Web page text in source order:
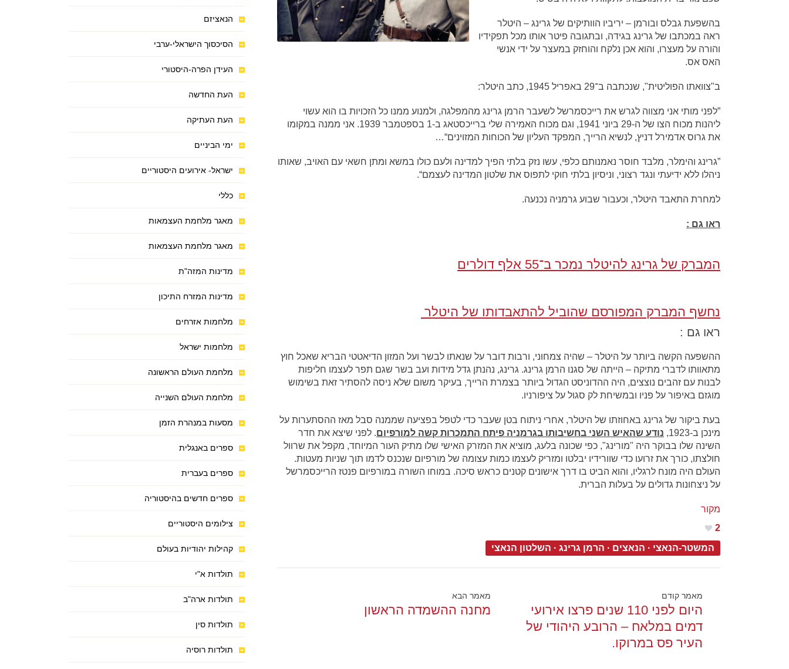
בהשפעת גבלס ובורמן – יריביו הוותיקים של גרינג – היטלר
ראה במכתבו של גרינג בגידה, ובתגובה פיטר אותו מכל תפקידיו
והורה על מעצרו, והוא אכן נלקח והוחזק במעצר על ידי אנשי
האס אס.
ב"צוואתו הפוליטית", שנכתבה ב־29 באפריל 1945, כתב היטלר:
”לפני מותי אני מצווה לגרש את רייכסמרשל לשעבר הרמן גרינג מהמפלגה, ולמנוע ממנו כל הזכויות בו הוא עשוי
ליהנות מכוח הצו של ה-29 ביוני 1941, וגם מכוח האמירה שלי ברייכסטאג ב-1 בספטמבר 1939. אני ממנה במקומו
את גרוס אדמירל דניץ, לנשיא הרייך, המפקד העליון של הכוחות המזוינים“…
”גרינג והימלר, מלבד חוסר נאמנותם כלפי, עשו נזק בלתי הפיך למדינה ולעם כולו במשא ומתן חשאי עם האויב, שאותו
ניהלו ללא ידיעתי ונגד רצוני, וניסיון בלתי חוקי לתפוס את שלטון המדינה לעצמם“.
למחרת התאבד היטלר, וכעבור שבוע גרמניה נכנעה.
ראו גם :
המברק של גרינג להיטלר נמכר ב־55 אלף דולרים
נחשף המברק המפורסם שהוביל להתאבדותו של היטלר
ראו גם :
ההשפעה הקשה ביותר על היטלר – שהיה צמחוני, ורבות דובר על שנאתו לבשר ועל המזון הדיאטטי הבריא שאכל חוץ
מתאוותו לדברי מתיקה – הייתה של סגנו הרמן גרינג. גרינג, נהנתן גדל מידות ועב בשר שגם תפר לעצמו חליפות
לבנות עם זהבים נוצצים, היה ההדוניסט הגדול ביותר בצמרת הרייך, בעיקר משום שלא ניסה להסתיר זאת בשימוש
מוגזם באיפור על פניו ובמשיחת לק סגול על ציפורניו.
בעת ביקור של גרינג באחוזתו של היטלר, אחרי ניתוח בטן שעבר כדי לטפל בפציעה שממנה סבל מאז ההסתערות על
מינכן ב-1923,
נודע שהאיש השני בחשיבותו בגרמניה פיתח התמכרות קשה למורפיום. לפני שיצא את חדר
השינה שלו בבוקר היה "מורינג", כפי שכונה בלעג, מוציא את המזרק האישי שלו מתיק העור המיוחד, מקפל את שרוול
חולצתו, כורך את זרועו כדי שוורידיו יבלטו ומזריק לעצמו כמות עצומה של מורפיום שנכנס לדמו תוך שניות מעטות.
העולם היה מונח לרגליו, והוא הביט בו דרך אישונים קטנים כראש סיכה. במוחו השורה במורפיום פנטז הרייכסמרשל
על ניצחונות גדולים על בעלות הברית.
מקור
2
המשטר-הנאצי · הנאצים · הרמן גרינג · השלטון הנאצי
מאמר קודם
היום לפני 110 שנים פרצו אירועי
דמים במלאח – הרובע היהודי של
העיר פס במרוקו.
מאמר הבא
מחנה ההשמדה הראשון
הנאציזם
הסיכסוך הישראלי-ערבי
העידן הפרה-היסטורי
העת החדשה
העת העתיקה
ימי הביניים
ישראל- אירועים היסטוריים
כללי
מאגר מלחמת העצמאות
מאגר מלחמת העצמאות
מדינות המזה"ת
מדינות המזרח התיכון
מלחמות אזרחים
מלחמות ישראל
מלחמת העולם הראשונה
מלחמת העולם השנייה
מסעות במנהרת הזמן
ספרים באנגלית
ספרים בעברית
ספרים חדשים בהיסטוריה
צילומים היסטוריים
קהילות יהודיות בעולם
תולדות א"י
תולדות ארה"ב
תולדות סין
תולדות רוסיה